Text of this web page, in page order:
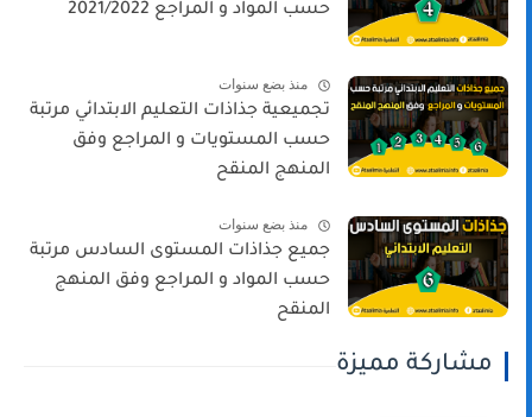
حسب المواد و المراجع 2021/2022
منذ بضع سنوات
تجميعية جذاذات التعليم الابتدائي مرتبة
حسب المستويات و المراجع وفق
المنهج المنقح
منذ بضع سنوات
جميع جذاذات المستوى السادس مرتبة
حسب المواد و المراجع وفق المنهج
المنقح
مشاركة مميزة